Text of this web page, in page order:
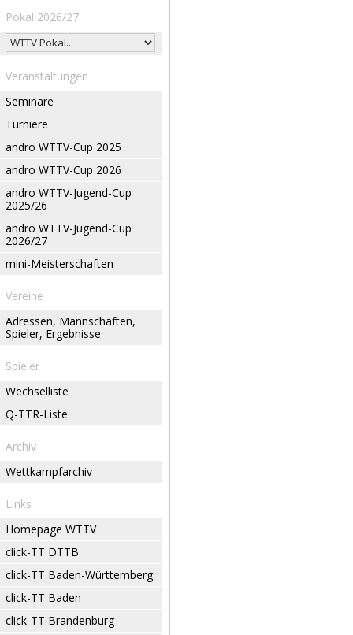
Pokal 2026/27
Veranstaltungen
Seminare
Turniere
andro WTTV-Cup 2025
andro WTTV-Cup 2026
andro WTTV-Jugend-Cup
2025/26
andro WTTV-Jugend-Cup
2026/27
mini-Meisterschaften
Vereine
Adressen, Mannschaften,
Spieler, Ergebnisse
Spieler
Wechselliste
Q-TTR-Liste
Archiv
Wettkampfarchiv
Links
Homepage WTTV
click-TT DTTB
click-TT Baden-Württemberg
click-TT Baden
click-TT Brandenburg